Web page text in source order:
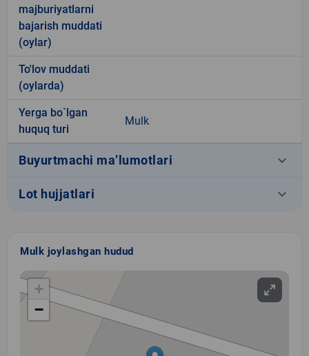
majburiyatlarni
bajarish muddati
(oylar)
To'lov muddati
(oylarda)
Yerga bo`lgan
huquq turi
Mulk
Buyurtmachi ma’lumotlari keyboard_arrow_down
Lot hujjatlari keyboard_arrow_down
Mulk joylashgan hudud
+
−